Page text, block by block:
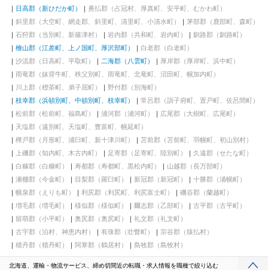
日高郡（新ひだか町）
勇払郡（占冠村、厚真町、安平町、むかわ町）
斜里郡（大空町、網走郡、斜里町、清里町、小清水町）
茅部郡（鹿部町、森町）
石狩郡（当別町、新篠津村）
岩内郡（共和町、岩内町）
釧路郡（釧路町）
檜山郡（江差町、上ノ国町、厚沢部町）
白老郡（白老町）
沙流郡（日高町、平取町）
二海郡（八雲町）
厚岸郡（厚岸町、浜中町）
雨竜郡（妹背牛町、秩父別町、雨竜町、北竜町、沼田町、幌加内町）
川上郡（標茶町、弟子屈町）
野付郡（別海町）
枝幸郡（浜頓別町、中頓別町、枝幸町）
常呂郡（訓子府町、置戸町、佐呂間町）
松前郡（松前町、福島町）
浦河郡（浦河町）
広尾郡（大樹町、広尾町）
天塩郡（遠別町、天塩町、豊富町、幌延町）
樺戸郡（月形町、浦臼町、新十津川町）
苫前郡（苫前町、羽幌町、初山別村）
上磯郡（知内町、木古内町）
足寄郡（足寄町、陸別町）
久遠郡（せたな町）
白糠郡（白糠町）
寿都郡（寿都町、黒松内町）
山越郡（長万部町）
瀬棚郡（今金町）
目梨郡（羅臼町） 新冠郡（新冠町）
十勝郡（浦幌町）
幌泉郡（えりも町）
利尻郡（利尻町、利尻富士町）
磯谷郡（蘭越町）
増毛郡（増毛町）
様似郡（様似町） 爾志郡（乙部町）
古平郡（古平町）
留萌郡（小平町）
奥尻郡（奥尻町）
礼文郡（礼文町）
古宇郡（泊村、神恵内村）
有珠郡（壮瞥町）
宗谷郡（猿払村）
積丹郡（積丹町）
阿寒郡（鶴居村） 島牧郡（島牧村）
北海道、運輸・物流サービス、締め切間近の転職・求人情報を職種で絞り込む